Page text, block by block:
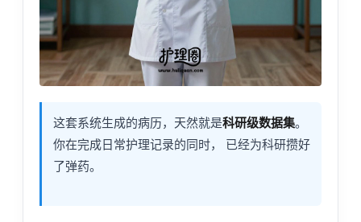
这套系统生成的病历，天然就是科研级数据集。
你在完成日常护理记录的同时， 已经为科研攒好
了弹药。